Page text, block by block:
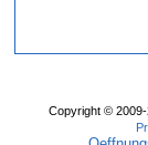
Copyright ©